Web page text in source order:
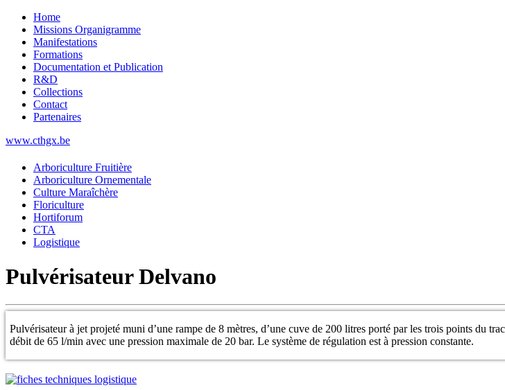
Home
Missions Organigramme
Manifestations
Formations
Documentation et Publication
R&D
Collections
Contact
Partenaires
www.cthgx.be
Arboriculture Fruitière
Arboriculture Ornementale
Culture Maraîchère
Floriculture
Hortiforum
CTA
Logistique
Pulvérisateur Delvano
Pulvérisateur à jet projeté muni d’une rampe de 8 mètres, d’une cuve de 200 litres porté par les trois points du
débit de 65 l/min avec une pression maximale de 20 bar. Le système de régulation est à pression constante.